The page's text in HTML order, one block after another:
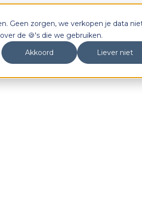
Geen zorgen, we verkopen je data
de 🍪's die we gebruiken.
Akkoord
Liever niet